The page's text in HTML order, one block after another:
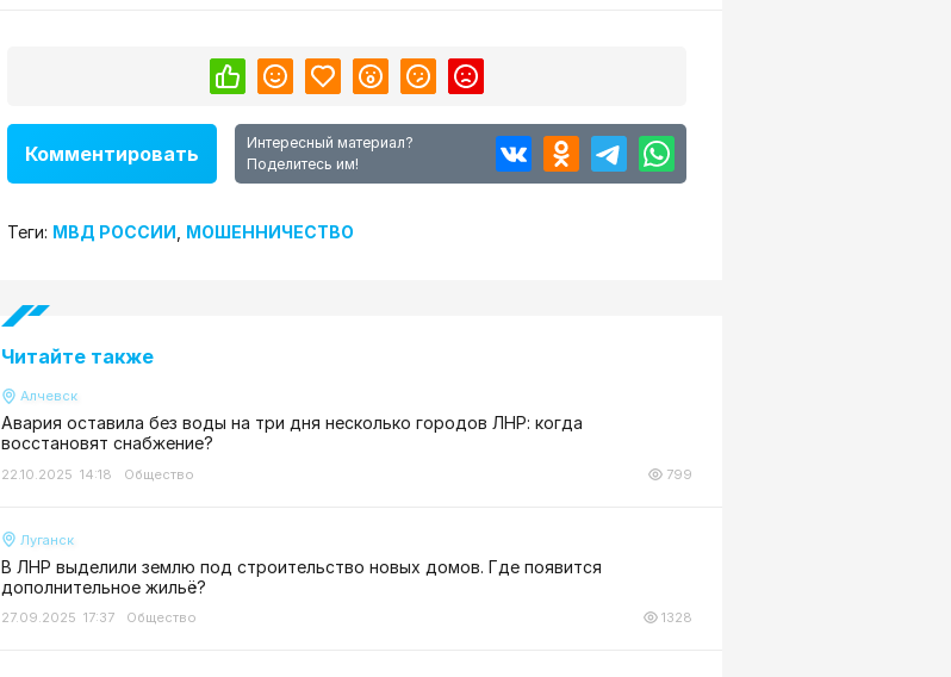
Комментировать
Интересный материал?
Поделитесь им!
Теги: МВД РОССИИ МОШЕННИЧЕСТВО
Читайте также
Алчевск
Авария оставила без воды на три дня несколько городов ЛНР: когда
восстановят снабжение?
22.10.2025 14:18 Общество 799
Луганск
В ЛНР выделили землю под строительство новых домов. Где появится
дополнительное жильё?
27.09.2025 17:37 Общество 1328